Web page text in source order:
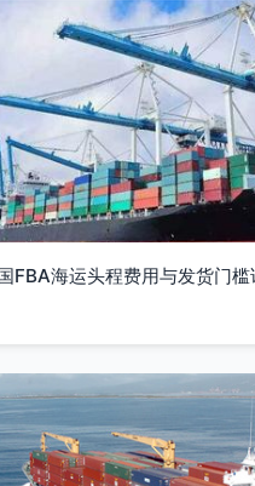
FBA海运头程费用与发货门槛